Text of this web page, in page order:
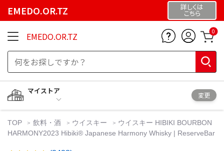
EMEDO.OR.TZ 詳しくは
こちら
EMEDO.OR.TZ 0
マイストア
変更
TOP 飲料・酒 ウイスキー
ウイスキー HIBIKI BOURBON
HARMONY2023 Hibiki®️ Japanese Harmony Whisky | ReserveBar